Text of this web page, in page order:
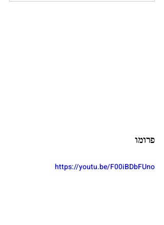
פרומו
https://youtu.be/F00iBDbFUno